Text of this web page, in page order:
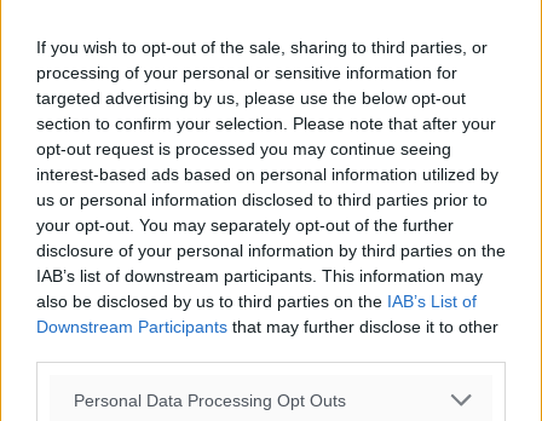
If you wish to opt-out of the sale, sharing to third parties, or
processing of your personal or sensitive information for
targeted advertising by us, please use the below opt-out
section to confirm your selection. Please note that after your
opt-out request is processed you may continue seeing
interest-based ads based on personal information utilized by
us or personal information disclosed to third parties prior to
your opt-out. You may separately opt-out of the further
disclosure of your personal information by third parties on the
IAB’s list of downstream participants. This information may
also be disclosed by us to third parties on the IAB’s List of
Downstream Participants that may further disclose it to other
Personal Data Processing Opt Outs
o καιρός τώρα:
29°
αίθριος καιρός
82%
5km/h
Δ-ΒΔ
27°/29
06:18
20:06
πρόγνωση: